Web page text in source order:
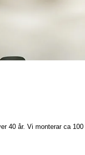
40 år. Vi monterar ca